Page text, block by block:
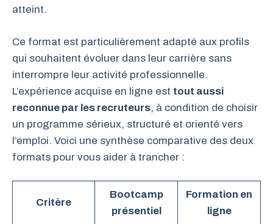
atteint.
Ce format est particulièrement adapté aux profils
qui souhaitent évoluer dans leur carrière sans
interrompre leur activité professionnelle.
L’expérience acquise en ligne est tout aussi
reconnue par les recruteurs, à condition de choisir
un programme sérieux, structuré et orienté vers
l’emploi. Voici une synthèse comparative des deux
formats pour vous aider à trancher :
Critère
Bootcamp
présentiel
Formation en
ligne